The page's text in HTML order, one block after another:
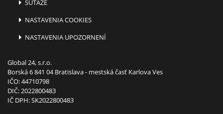
SÚŤAŽE
NASTAVENIA COOKIES
NASTAVENIA UPOZORNENÍ
Global 24, s.r.o.
Borská 6 841 04 Bratislava - mestská časť Karlova Ves
IČO: 44710798
DIČ: 2022800483
IČ DPH: SK2022800483